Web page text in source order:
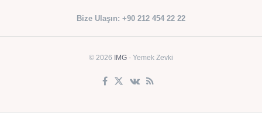
Bize Ulaşın: +90 212 454 22 22
© 2026 IMG - Yemek Zevki